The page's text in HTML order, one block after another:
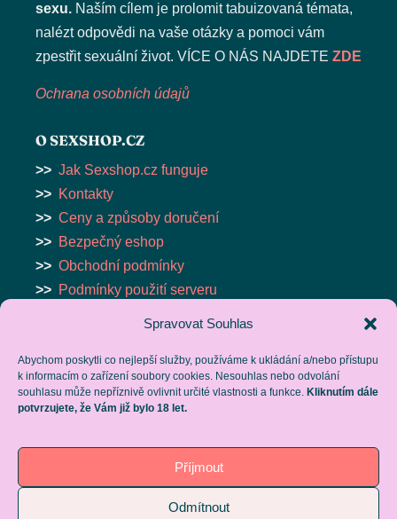
Spravovat Souhlas
Abychom poskytli co nejlepší služby, používáme k ukládání a/nebo přístupu
k informacím o zařízení soubory cookies. Nesouhlas nebo odvolání
souhlasu může nepříznivě ovlivnit určité vlastnosti a funkce. Kliknutím dále
potvrzujete, že Vám již bylo 18 let.
Příjmout
Odmítnout
sexu. Naším cílem je prolomit tabuizovaná témata,
nalézt odpovědi na vaše otázky a pomoci vám
zpestřit sexuální život. VÍCE O NÁS NAJDETE ZDE
Ochrana osobních údajů
O SEXSHOP.CZ
>> Jak Sexshop.cz funguje
>> Kontakty
>> Ceny a způsoby doručení
>> Bezpečný eshop
>> Obchodní podmínky
>> Podmínky použití serveru
>>VIBRÁTORY
>>MASTURBÁTORY
>>ANÁLNÍ POMŮCKY
LUBRIKAČNÍ GELY
>>VAKUOVÉ PUMPY